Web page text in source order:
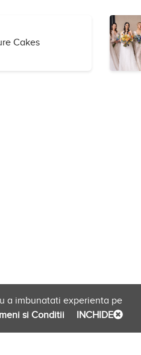
Cakes
a imbunatati experienta pe
si Conditii INCHIDE